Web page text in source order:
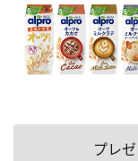
プレ